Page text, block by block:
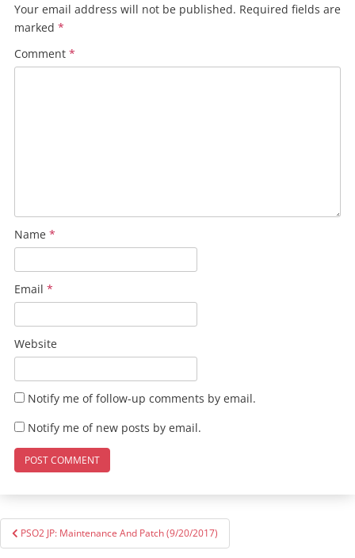
Your email address will not be published. Required fields are
marked *
Comment *
Name *
Email *
Website
Notify me of follow-up comments by email.
Notify me of new posts by email.
Post
navigation
PSO2 JP: Maintenance And Patch (9/20/2017)